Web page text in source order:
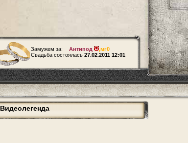
Замужем за: Антипод ,мг0
Свадьба состоялась 27.02.2011 12:01
Видеолегенда